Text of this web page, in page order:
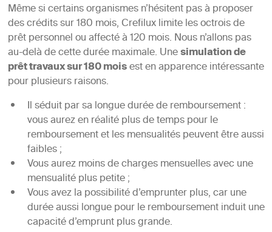
Même si certains organismes n’hésitent pas à proposer
des crédits sur 180 mois, Crefilux limite les octrois de
prêt personnel ou affecté à 120 mois. Nous n’allons pas
au-delà de cette durée maximale. Unesimulation de
prêt travaux sur 180 moisest en apparence intéressante
pour plusieurs raisons.
Il séduit par sa longue durée de remboursement :
vous aurez en réalité plus de temps pour le
remboursement et les mensualités peuvent être aussi
faibles ;
Vous aurez moins de charges mensuelles avec une
mensualité plus petite ;
Vous avez la possibilité d’emprunter plus, car une
durée aussi longue pour le remboursement induit une
capacité d’emprunt plus grande.